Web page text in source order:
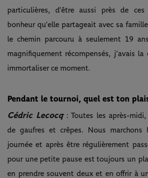
particulières, d’être aussi près de
bonheur qu’elle partageait avec sa
le chemin parcouru à seulement 19
magnifiquement récompensés, j’avais
immortaliser ce moment.
Pendant le tournoi, quel est ton
Cédric Lecocq : Toutes les après-
de gaufres et crêpes. Nous marchons
journée et après être régulièrement
pour une petite pause est toujours un
en prendre souvent deux et en offrir à